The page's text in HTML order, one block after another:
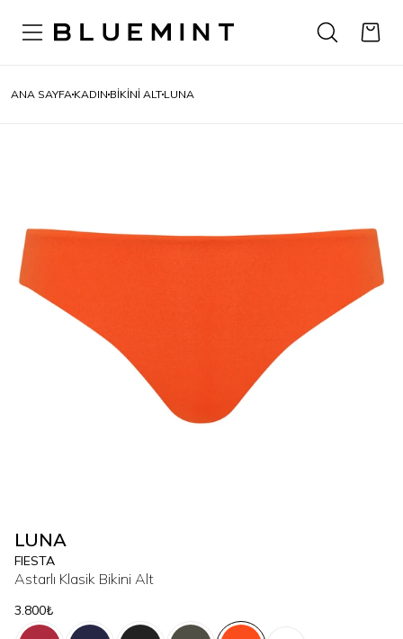
ANA SAYFA KADIN BİKİNİ ALT LUNA
LUNA
FIESTA
Astarlı Klasik Bikini Alt
3.800₺